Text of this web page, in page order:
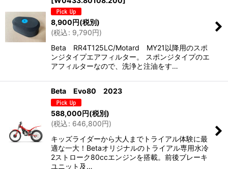
8,900円(税別)
(税込: 9,790円)
Beta RR4T125LC/Motard MY21以降用のスポ
ンジタイプエアフィルター。 スポンジタイプのエ
アフィルターなので、洗浄と注油をす…
Beta Evo80 2023
588,000円(税別)
(税込: 646,800円)
キッズライダーから大人までトライアル体験に最
適な一大！Betaオリジナルのトライアル専用水冷
2ストローク80ccエンジンを搭載。前後ブレーキ
ユニット及…